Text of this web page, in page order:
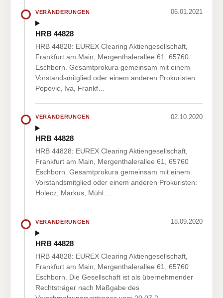
VERÄNDERUNGEN 06.01.2021
HRB 44828
HRB 44828: EUREX Clearing Aktiengesellschaft,
Frankfurt am Main, Mergenthalerallee 61, 65760
Eschborn. Gesamtprokura gemeinsam mit einem
Vorstandsmitglied oder einem anderen Prokuristen:
Popovic, Iva, Frankf…
VERÄNDERUNGEN 02.10.2020
HRB 44828
HRB 44828: EUREX Clearing Aktiengesellschaft,
Frankfurt am Main, Mergenthalerallee 61, 65760
Eschborn. Gesamtprokura gemeinsam mit einem
Vorstandsmitglied oder einem anderen Prokuristen:
Holecz, Markus, Mühl…
VERÄNDERUNGEN 18.09.2020
HRB 44828
HRB 44828: EUREX Clearing Aktiengesellschaft,
Frankfurt am Main, Mergenthalerallee 61, 65760
Eschborn. Die Gesellschaft ist als übernehmender
Rechtsträger nach Maßgabe des